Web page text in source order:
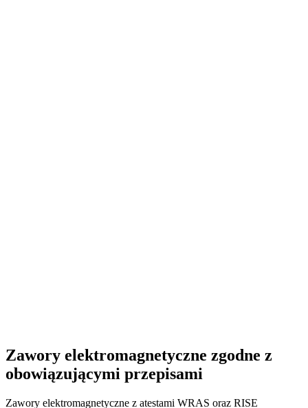
Zawory elektromagnetyczne zgodne z
obowiązującymi przepisami
Zawory elektromagnetyczne z atestami WRAS oraz RISE